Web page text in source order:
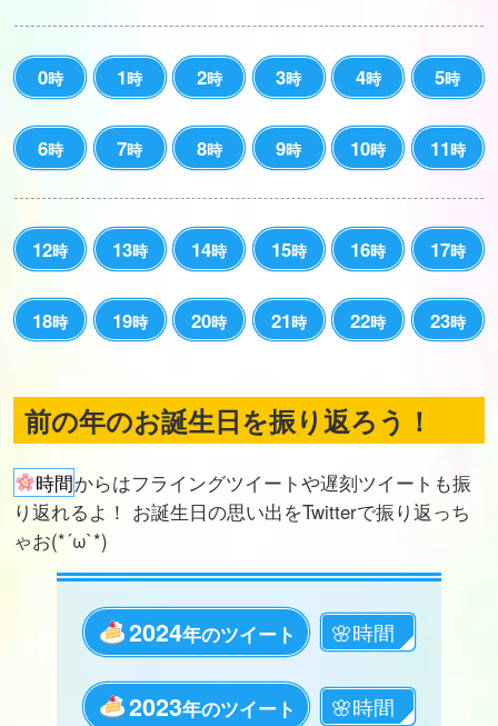
0時 1時 2時 3時 4時 5時
6時 7時 8時 9時 10時 11時
12時 13時 14時 15時 16時 17時
18時 19時 20時 21時 22時 23時
前の年のお誕生日を振り返ろう！
時間からはフライングツイートや遅刻ツイートも振
り返れるよ！ お誕生日の思い出をTwitterで振り返っち
ゃお(*´ω`*)
2024年のツイート
2023年のツイート